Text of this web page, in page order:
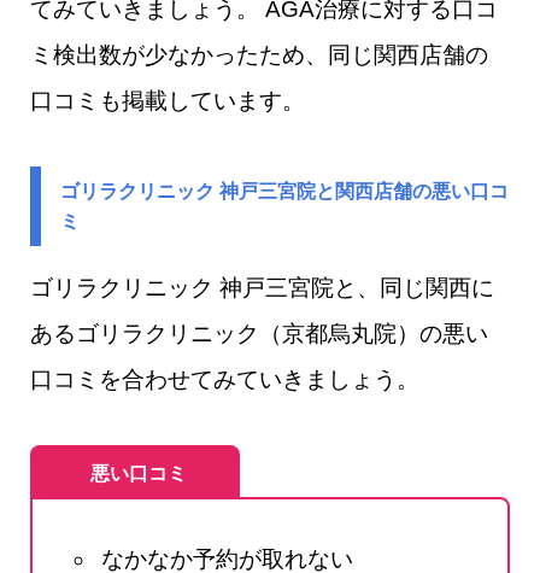
てみていきましょう。 AGA治療に対する口コ
ミ検出数が少なかったため、同じ関西店舗の
口コミも掲載しています。
ゴリラクリニック 神戸三宮院と関西店舗の悪い口コ
ミ
ゴリラクリニック 神戸三宮院​と、同じ関西に
あるゴリラクリニック（京都烏丸院）の悪い
口コミを合わせてみていきましょう。
悪い口コミ
なかなか予約が取れない